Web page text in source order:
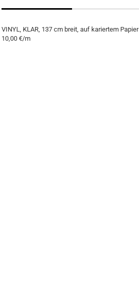
VINYL, KLAR, 137 cm breit, auf kariertem Papier
10,00 €/m